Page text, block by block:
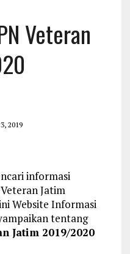
Veteran
2019
informasi
Jatim
Website Informasi
tentang
Jatim 2019/2020